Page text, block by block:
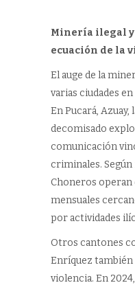
Minería ilegal
ecuación de la
El auge de la
varias ciudades
En Pucará,
decomisado
comunicación
criminales.
Choneros operan
mensuales
por actividades
Otros cantones
Enríquez
violencia. En